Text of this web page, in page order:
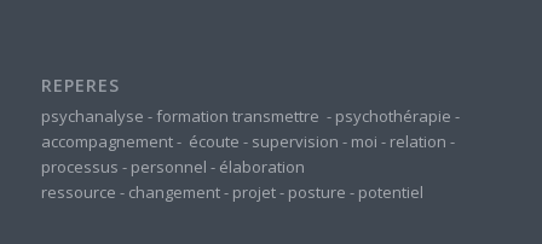
REPERES
psychanalyse - formation transmettre - psychothérapie -
accompagnement- écoute - supervision - moi - relation -
processus - personnel - élaboration
ressource - changement- projet- posture - potentiel